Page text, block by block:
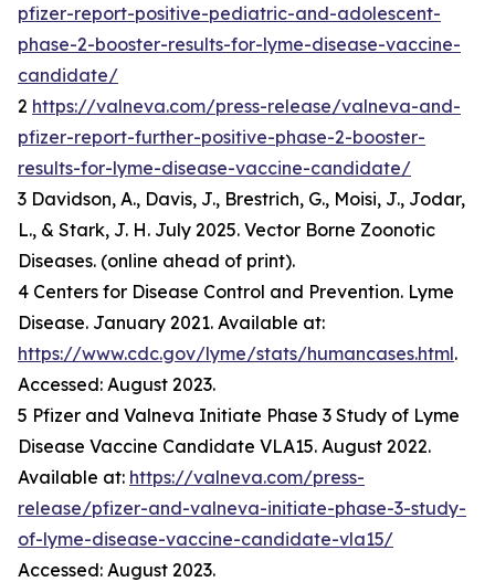
pfizer-report-positive-pediatric-and-adolescent-
phase-2-booster-results-for-lyme-disease-vaccine-
candidate/
2 https://valneva.com/press-release/valneva-and-
pfizer-report-further-positive-phase-2-booster-
results-for-lyme-disease-vaccine-candidate/
3 Davidson, A., Davis, J., Brestrich, G., Moisi, J., Jodar,
L., & Stark, J. H. July 2025. Vector Borne Zoonotic
Diseases. (online ahead of print).
4 Centers for Disease Control and Prevention. Lyme
Disease. January 2021. Available at:
https://www.cdc.gov/lyme/stats/humancases.html.
Accessed: August 2023.
5 Pfizer and Valneva Initiate Phase 3 Study of Lyme
Disease Vaccine Candidate VLA15. August 2022.
Available at: https://valneva.com/press-
release/pfizer-and-valneva-initiate-phase-3-study-
of-lyme-disease-vaccine-candidate-vla15/
Accessed: August 2023.